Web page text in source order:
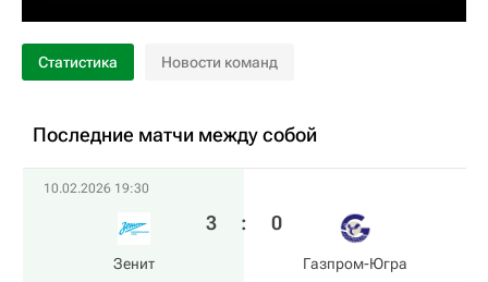
Статистика Новости команд
Последние матчи между собой
10.02.2026 19:30
Зенит
3 : 0
Газпром-Югра